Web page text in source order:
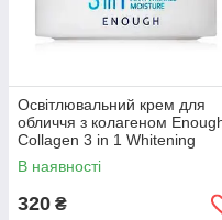
Освітлювальний крем для
обличчя з колагеном
Collagen 3 in 1 Whitening
Moisture Cream, 50 мл
В наявності
320 ₴